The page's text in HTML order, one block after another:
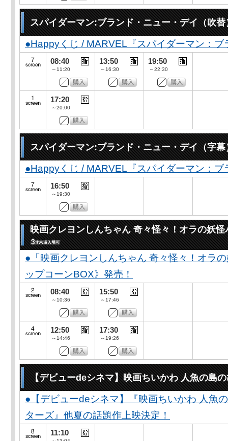
スパイダーマン:ブランド・ニュー・デイ（吹替
●Happyくじ / MARVEL『スパイダーマン：
08:40
～11:20
13:50
～16:30
19:50
～22:30
17:20
～20:00
スパイダーマン:ブランド・ニュー・デイ（字幕
●Happyくじ / MARVEL『スパイダーマン：
16:50
～19:30
映画クレヨンしんちゃん 奇々怪々！オラの妖怪
●「映画クレヨンしんちゃん 奇々怪々！オラ
ップコーンBOX》発売！
08:40
～10:36
15:50
～17:46
12:50
～14:46
17:30
～19:26
【デビューdeシネマ】映画ちいかわ 人魚の島
●【デビューdeシネマ】『映画ちいかわ 人魚
ターズ』他夏の話題作上映決定！
11:10